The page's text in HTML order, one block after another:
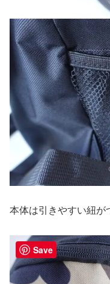
本体は引きやすい紐が
Save